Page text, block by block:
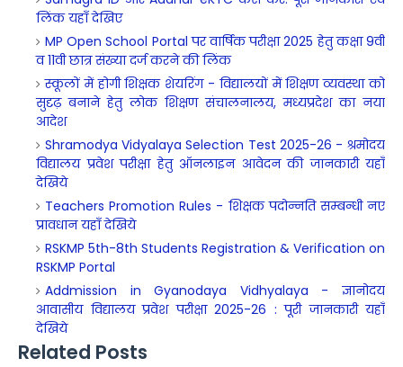
लिंक यहाँ देखिए
MP Open School Portal पर वार्षिक परीक्षा 2025 हेतु कक्षा 9वी
व 11वी छात्र संख्या दर्ज करने की लिंक
स्कूलों में होगी शिक्षक शेयरिंग - विद्यालयों में शिक्षण व्यवस्था को
सुदृढ़ बनाने हेतु लोक शिक्षण संचालनालय, मध्यप्रदेश का नया
आदेश
Shramodya Vidyalaya Selection Test 2025-26 - श्रमोदय
विद्यालय प्रवेश परीक्षा हेतु ऑनलाइन आवेदन की जानकारी यहाँ
देखिये
Teachers Promotion Rules - शिक्षक पदोन्नति सम्बन्धी नए
प्रावधान यहाँ देखिये
RSKMP 5th-8th Students Registration & Verification on
RSKMP Portal
Addmission in Gyanodaya Vidhyalaya - ज्ञानोदय
आवासीय विद्यालय प्रवेश परीक्षा 2025-26 : पूरी जानकारी यहाँ
देखिये
Related Posts